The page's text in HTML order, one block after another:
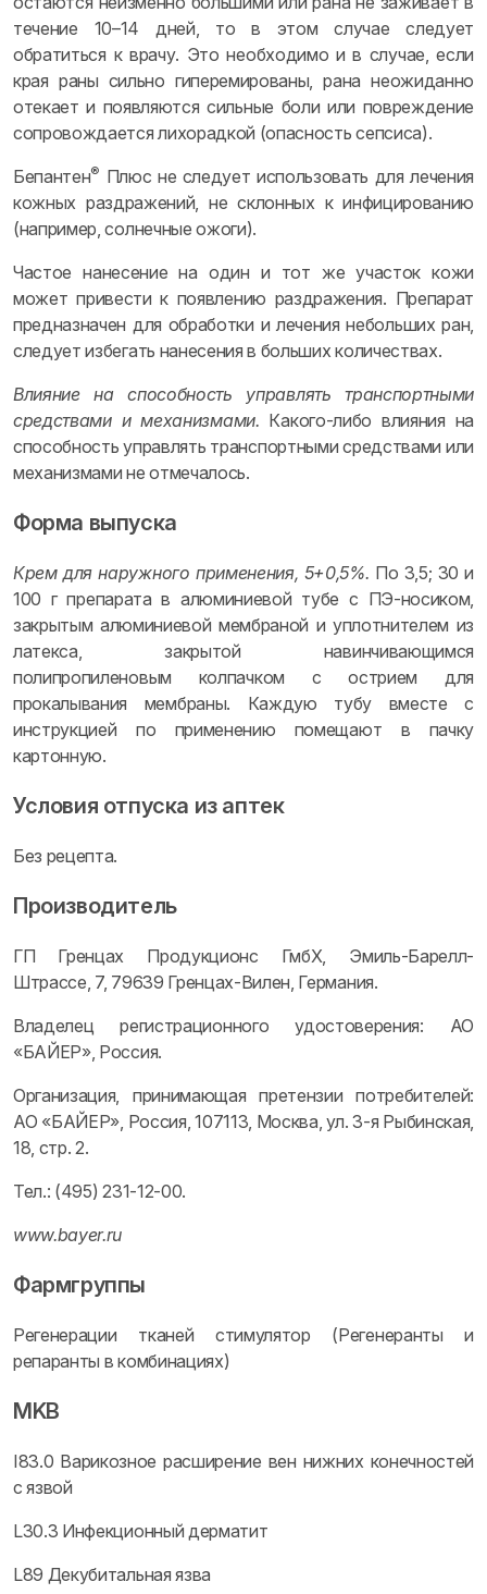
течение 10–14 дней, то в этом случае следует
обратиться к врачу. Это необходимо и в случае, если
края раны сильно гиперемированы, рана неожиданно
отекает и появляются сильные боли или повреждение
сопровождается лихорадкой (опасность сепсиса).
Бепантен® Плюс не следует использовать для лечения
кожных раздражений, не склонных к инфицированию
(например, солнечные ожоги).
Частое нанесение на один и тот же участок кожи
может привести к появлению раздражения. Препарат
предназначен для обработки и лечения небольших ран,
следует избегать нанесения в больших количествах.
Влияние на способность управлять транспортными
средствами и механизмами. Какого-либо влияния на
способность управлять транспортными средствами или
механизмами не отмечалось.
Форма выпуска
Крем для наружного применения, 5+0,5%. По 3,5; 30 и
100 г препарата в алюминиевой тубе с ПЭ-носиком,
закрытым алюминиевой мембраной и уплотнителем из
латекса, закрытой навинчивающимся
полипропиленовым колпачком с острием для
прокалывания мембраны. Каждую тубу вместе с
инструкцией по применению помещают в пачку
картонную.
Условия отпуска из аптек
Без рецепта.
Производитель
ГП Гренцах Продукционс ГмбХ, Эмиль-Барелл-
Штрассе, 7, 79639 Гренцах-Вилен, Германия.
Владелец регистрационного удостоверения: АО
«БАЙЕР», Россия.
Организация, принимающая претензии потребителей:
АО «БАЙЕР», Россия, 107113, Москва, ул. 3-я Рыбинская,
18, стр. 2.
Тел.: (495) 231-12-00.
www.bayer.ru
Фармгруппы
Регенерации тканей стимулятор (Регенеранты и
репаранты в комбинациях)
MKB
I83.0 Варикозное расширение вен нижних конечностей
с язвой
L30.3 Инфекционный дерматит
L89 Декубитальная язва